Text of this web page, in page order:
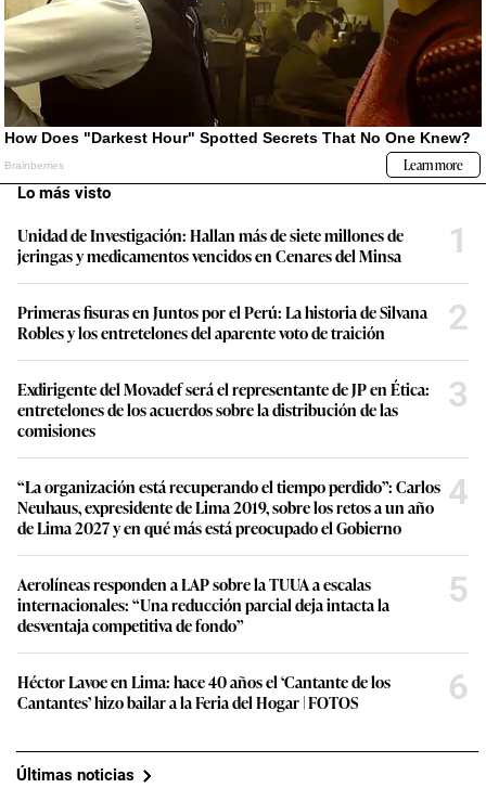
Lo más visto
Unidad de Investigación: Hallan más de siete millones de
jeringas y medicamentos vencidos en Cenares del Minsa
1
Primeras fisuras en Juntos por el Perú: La historia de Silvana
Robles y los entretelones del aparente voto de traición
2
Exdirigente del Movadef será el representante de JP en Ética:
entretelones de los acuerdos sobre la distribución de las
comisiones
3
“La organización está recuperando el tiempo perdido”: Carlos
Neuhaus, expresidente de Lima 2019, sobre los retos a un año
de Lima 2027 y en qué más está preocupado el Gobierno
4
Aerolíneas responden a LAP sobre la TUUA a escalas
internacionales: “Una reducción parcial deja intacta la
desventaja competitiva de fondo”
5
Héctor Lavoe en Lima: hace 40 años el ‘Cantante de los
Cantantes’ hizo bailar a la Feria del Hogar | FOTOS
6
Últimas noticias